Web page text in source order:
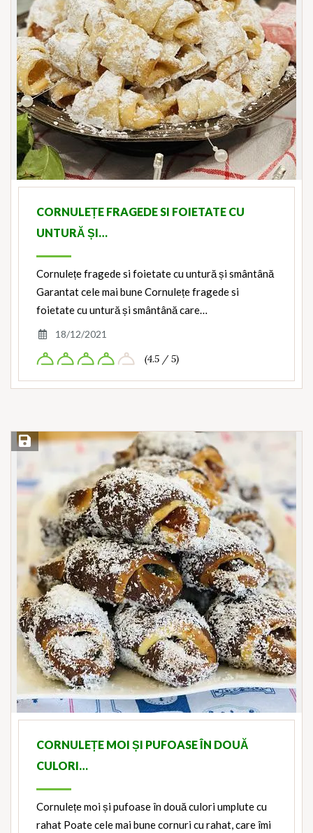
CORNULEȚE FRAGEDE SI FOIETATE CU
UNTURĂ ȘI…
Cornulețe fragede si foietate cu untură și smântână
Garantat cele mai bune Cornulețe fragede si
foietate cu untură și smântână care…
18/12/2021
(4.5 / 5)
Save Recipe
CORNULEȚE MOI ȘI PUFOASE ÎN DOUĂ
CULORI…
Cornulețe moi și pufoase în două culori umplute cu
rahat Poate cele mai bune cornuri cu rahat, care îmi